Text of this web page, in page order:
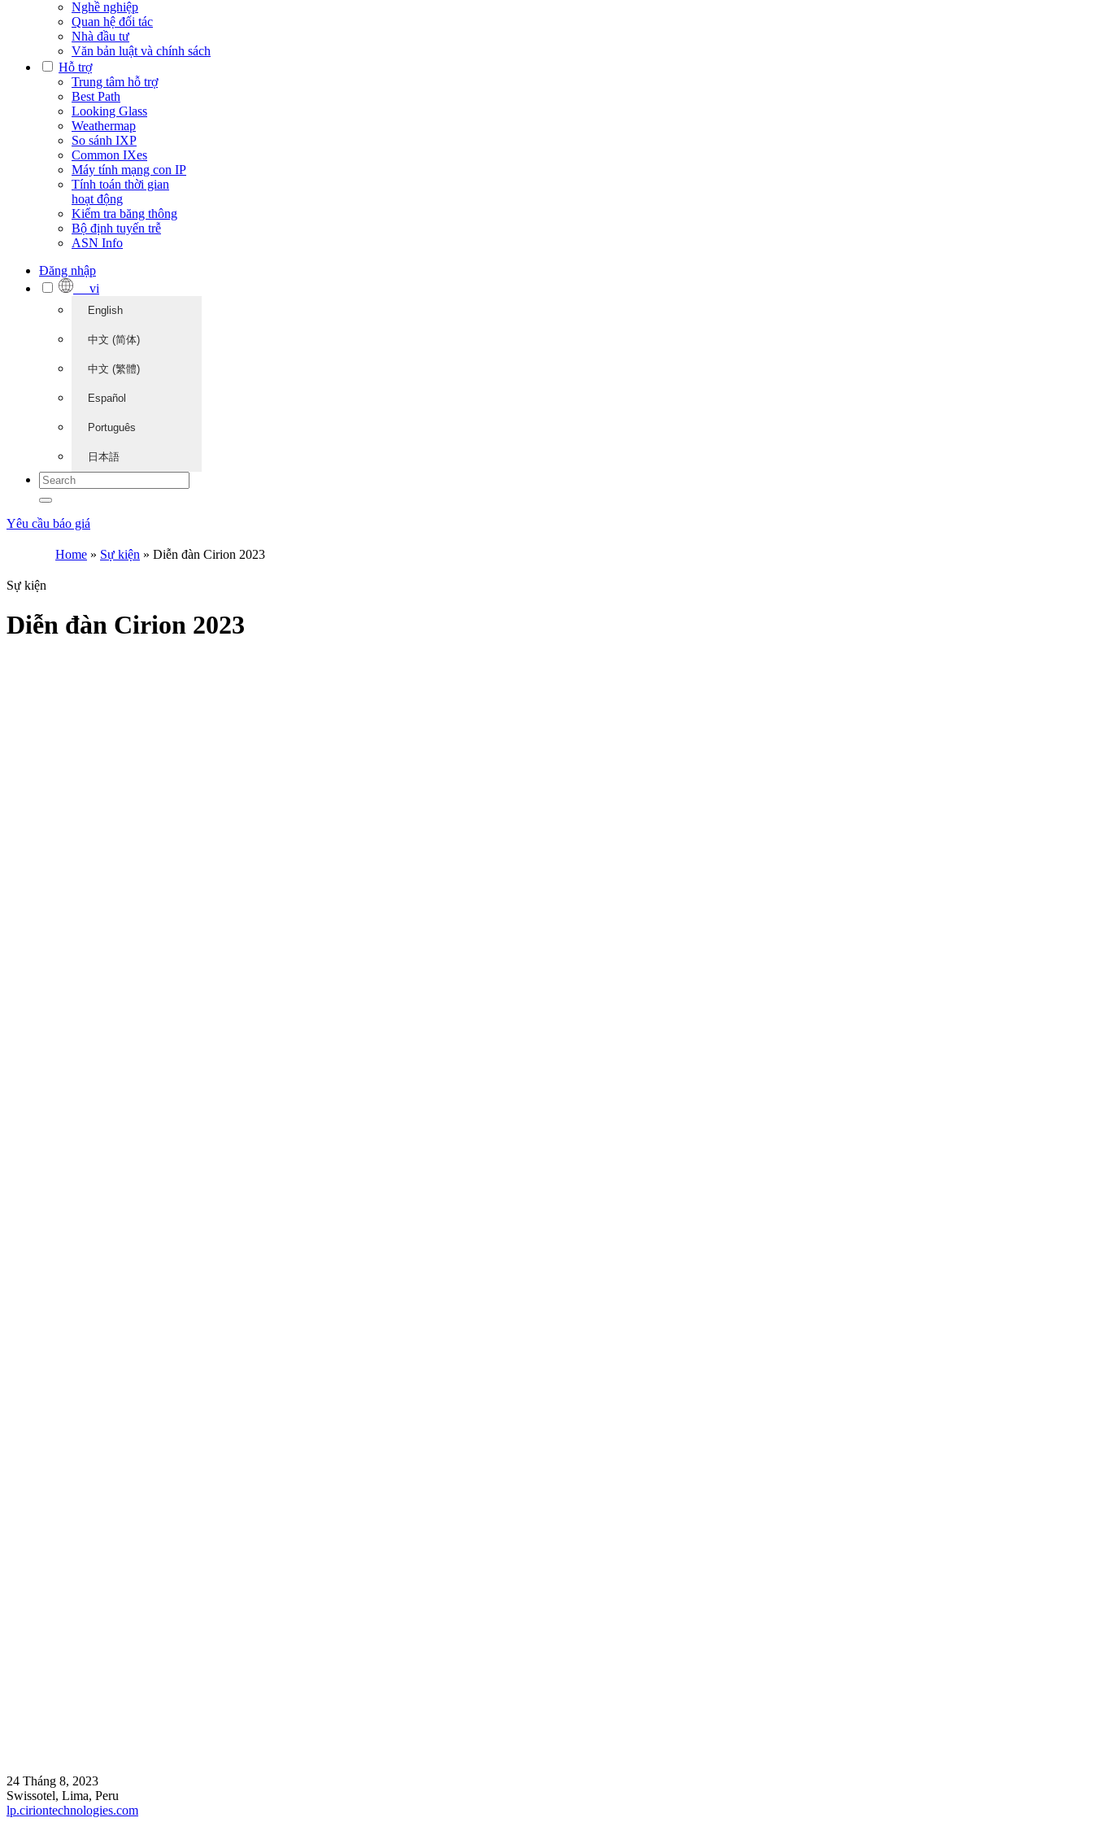
Nghề nghiệp
Quan hệ đối tác
Nhà đầu tư
Văn bản luật và chính sách
Hỗ trợ
Trung tâm hỗ trợ
Best Path
Looking Glass
Weathermap
So sánh IXP
Common IXes
Máy tính mạng con IP
Tính toán thời gian
hoạt động
Kiểm tra băng thông
Bộ định tuyến trễ
ASN Info
Đăng nhập
vi
English
中文 (简体)
中文 (繁體)
Español
Português
日本語
Yêu cầu báo giá
Home » Sự kiện » Diễn đàn Cirion 2023
Sự kiện
Diễn đàn Cirion 2023
24 Tháng 8, 2023
Swissotel, Lima, Peru
lp.ciriontechnologies.com